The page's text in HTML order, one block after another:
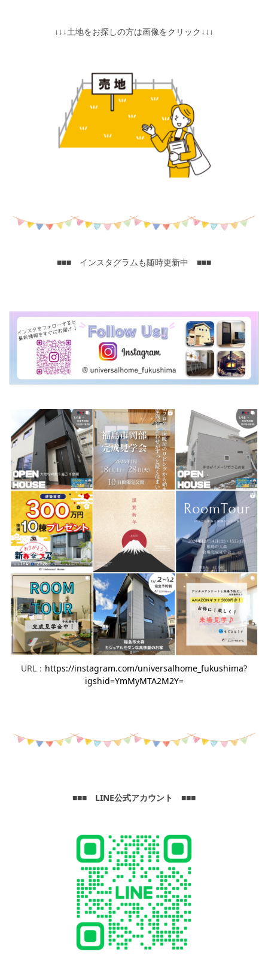
↓↓↓土地をお探しの方は画像をクリック↓↓↓
■■■ インスタグラムも随時更新中 ■■■
URL： https://instagram.com/universalhome_fukushima?
igshid=YmMyMTA2M2Y=
■■■ LINE公式アカウント ■■■